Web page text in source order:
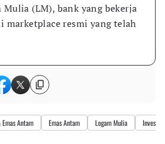
Mulia (LM), bank yang bekerja
marketplace resmi yang telah
Emas Antam Emas Antam Logam Mulia